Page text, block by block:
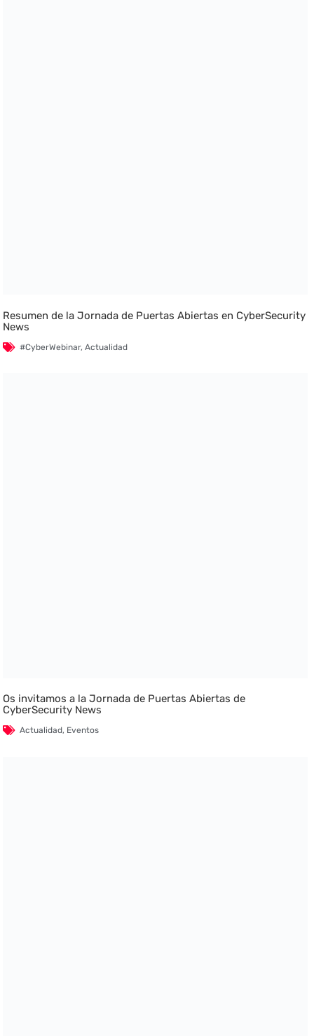
Resumen de la Jornada de Puertas Abiertas en CyberSecurity
News
#CyberWebinar,Actualidad
Os invitamos a la Jornada de Puertas Abiertas de
CyberSecurity News
Actualidad, Eventos